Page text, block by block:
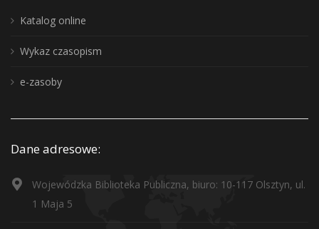
Katalog online
Wykaz czasopism
e-zasoby
Dane adresowe:
Wojewódzka Biblioteka Publiczna, biuro: 10-117 Olsztyn, ul.
1 Maja 5